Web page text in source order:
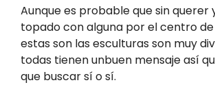
Aunque es probable que sin querer
topado con alguna por el centro de
estas son las esculturas son muy
todas tienen unbuen mensaje así
que buscar sí o sí.